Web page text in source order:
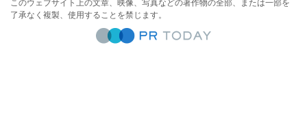
このウェブサイト上の文章、映像、写真などの著作物の全部、または一部を
了承なく複製、使用することを禁じます。